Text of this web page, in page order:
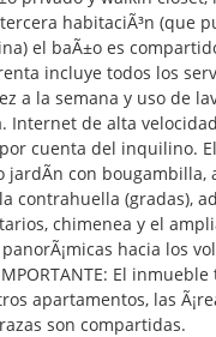
habitaciÃ³n (que
el baÃ±o es
incluye todos los
a la semana y uso de
Internet de alta
cuenta del inquilino.
jardÃ­n con bougambilla,
contrahuella (gradas),
chimenea y el
hacia los
El
apartamentos, las
son compartidas.